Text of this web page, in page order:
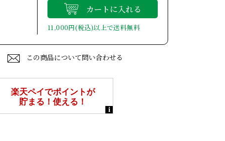
カートに入れる
11,000円(税込)以上で送料無料
この商品について問い合わせる